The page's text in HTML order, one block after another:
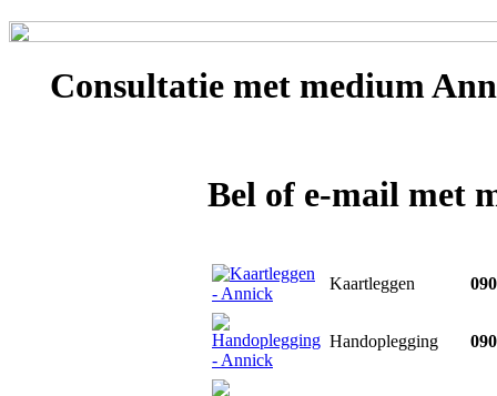
Consultatie met medium
Bel of e-mail met
Kaartleggen
Handoplegging